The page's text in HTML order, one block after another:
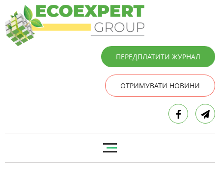
ПЕРЕДПЛАТИТИ ЖУРНАЛ
ОТРИМУВАТИ НОВИНИ